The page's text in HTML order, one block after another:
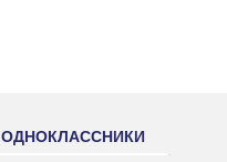
ОДНОКЛАССНИКИ